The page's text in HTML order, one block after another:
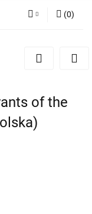
się
cookies
(0)
of the